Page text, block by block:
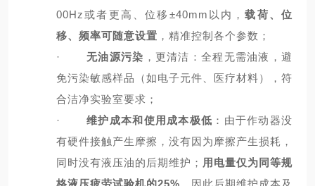
00Hz或者更高、位移±40mm以内，载荷、位
移、频率可随意设置 ，精准控制各个参数；
·
无油源污染 ，更清洁：全程无需油液，避
免污染敏感样品（如电子元件、医疗材料），符
合洁净实验室要求；
·
维护成本和使用成本极低 ：由于作动器没
有硬件接触产生摩擦，没有因为摩擦产生损耗，
同时没有液压油的后期维护； 用电量仅为同等规
格液压疲劳试验机的25% ，因此后期维护成本及